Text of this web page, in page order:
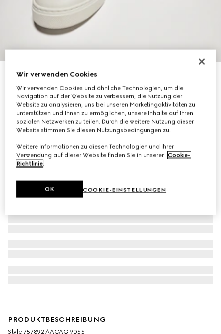
Virtual Try-On
€ 650
PRODUKTBESCHREIBUNG
Style ‎757892 AACAG 9055
Wir verwenden Cookies
Wir verwenden Cookies und ähnliche Technologien, um die
Navigation auf der Website zu verbessern, die Nutzung der
Website zu analysieren, uns bei unseren Marketingaktivitäten zu
unterstützen und Ihnen zu ermöglichen, unsere Inhalte auf Ihren
sozialen Netzwerken zu teilen. Durch die weitere Nutzung dieser
Website stimmen Sie diesen Nutzungsbedingungen zu.
Weitere Informationen zu diesen Technologien und ihrer
Verwendung auf dieser Website finden Sie in unserer Cookie-
Richtlinie.
COOKIE-EINSTELLUNGEN
OK